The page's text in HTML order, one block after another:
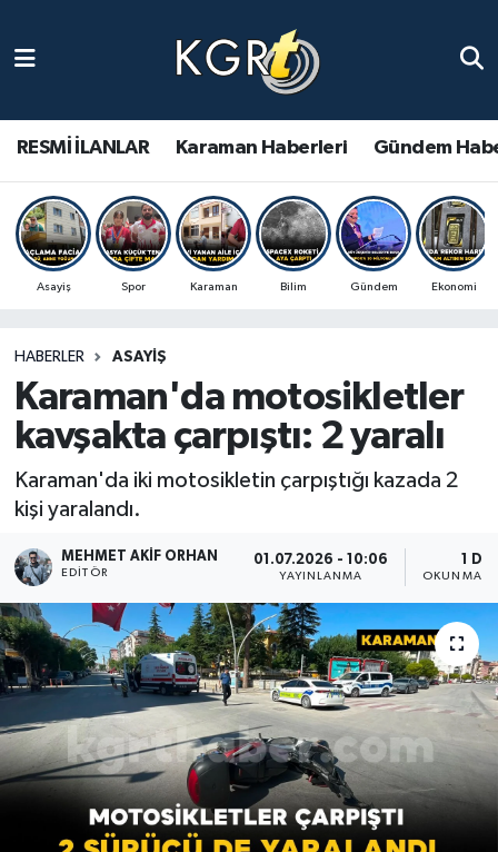
RESMİ İLANLAR Karaman Haberleri Gündem
Asayiş Spor Karaman Bilim Gündem Ekonomi
HABERLER ASAYIŞ
Karaman'da motosikletler
kavşakta çarpıştı: 2 yaralı
Karaman'da iki motosikletin çarpıştığı kazada 2
kişi yaralandı.
MEHMET AKIF ORHAN
EDITÖR
01.07.2026 - 10:06
YAYINLANMA
1 DK
OKUNMA
Gündem Haberleri
Güncel Haberler
Spor Haberleri
Ulusal Haberler
Vefat Edenler